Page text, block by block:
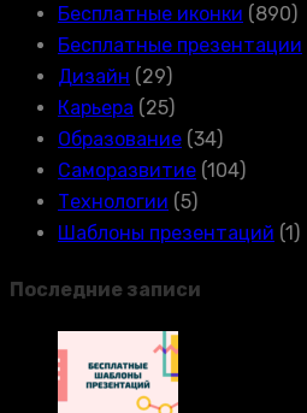
Бесплатные иконки (890)
Бесплатные презентации
Дизайн (29)
Карьера (25)
Образование (34)
Саморазвитие (104)
Технологии (5)
Шаблоны презентаций (1)
Последние записи